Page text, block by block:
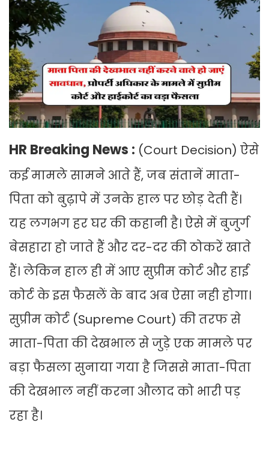
HR Breaking News : (Court Decision) ऐसे
कई मामले सामने आते हैं, जब संतानें माता-
पिता को बुढ़ापे में उनके हाल पर छोड़ देती हैं।
यह लगभग हर घर की कहानी है। ऐसे में बुजुर्ग
बेसहारा हो जाते हैं और दर-दर की ठोकरें खाते
हैं। लेकिन हाल ही में आए सुप्रीम कोर्ट और हाई
कोर्ट के इस फैसलें के बाद अब ऐसा नही होगा।
सुप्रीम कोर्ट (Supreme Court) की तरफ से
माता-पिता की देखभाल से जुड़े एक मामले पर
बड़ा फैसला सुनाया गया है जिससे माता-पिता
की देखभाल नहीं करना औलाद को भारी पड़
रहा है।